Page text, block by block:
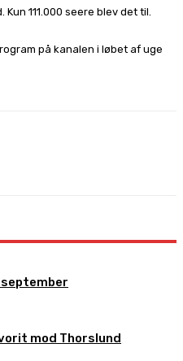
111.000 seere blev det til.
på kanalen i løbet af uge
september
mod Thorslund